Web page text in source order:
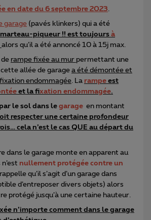
en date du 6 septembre 2023
garage (pavés klinkers) qui a été
piqueur !! est toujours à
alors qu’il a été annoncé 10 à 15j max.
rampe fixée au mur permettant une
allée de garage a été démontée et
endommagée . La rampe est
et la fixation endommagée.
le sol dans le garage en montant
respecter une certaine profondeur
cela n’est le cas QUE au départ du
dans le garage monte en apparent au
nullement protégée contre un
qu’il s’agit d’un garage dans
d’entreposer divers objets) alors
protégé jusqu’à une certaine hauteur.
n’importe comment dans le garage